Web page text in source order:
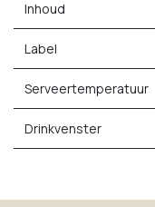
Inhoud
Label
Serveertemperatuur
Drinkvenster